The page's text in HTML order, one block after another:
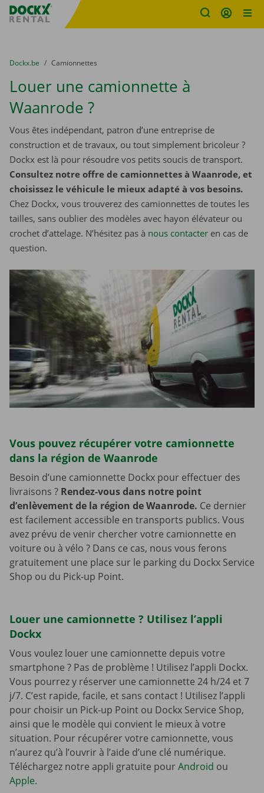
sitename
You are here:
du
Dockx.be to
Camionnettes
Louer une camionnette à
Waanrode ?
Vous êtes indépendant, patron d’une entreprise de
construction et de travaux, ou tout simplement bricoleur ?
Dockx est là pour résoudre vos petits soucis de transport.
Consultez notre offre de camionnettes à Waanrode, et
choisissez le véhicule le mieux adapté à vos besoins.
Chez Dockx, vous trouverez des camionnettes de toutes les
tailles, sans oublier des modèles avec hayon élévateur ou
crochet d’attelage. N’hésitez pas à nous contacter ​​​​​​​ en cas de
question.
Vous pouvez récupérer votre camionnette
dans la région de Waanrode
Besoin d’une camionnette Dockx pour effectuer des
livraisons ? Rendez-vous dans notre point
d’enlèvement de la région de Waanrode. Ce dernier
est facilement accessible en transports publics. Vous
avez prévu de venir chercher votre camionnette en
voiture ou à vélo ? Dans ce cas, nous vous ferons
gratuitement une place sur le parking du Dockx Service
Shop ou du Pick-up Point.
Louer une camionnette ? Utilisez l’appli
Dockx
Vous voulez louer une camionnette depuis votre
smartphone ? Pas de problème ! Utilisez l’appli Dockx.
Vous pourrez y réserver une camionnette 24 h/24 et 7
j/7. C’est rapide, facile, et sans contact ! Utilisez l’appli
pour choisir un Pick-up Point ou Dockx Service Shop,
ainsi que le modèle qui convient le mieux à votre
situation. Pour récupérer votre camionnette, vous
n’aurez qu’à l’ouvrir à l’aide d’une clé numérique.
Téléchargez notre appli gratuite pourAndroid ou
Apple.